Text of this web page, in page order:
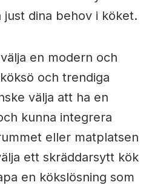
just dina behov i köket.
en modern och
och trendiga
välja att ha en
kunna integrera
eller matplatsen
ett skräddarsytt kök
en kökslösning som